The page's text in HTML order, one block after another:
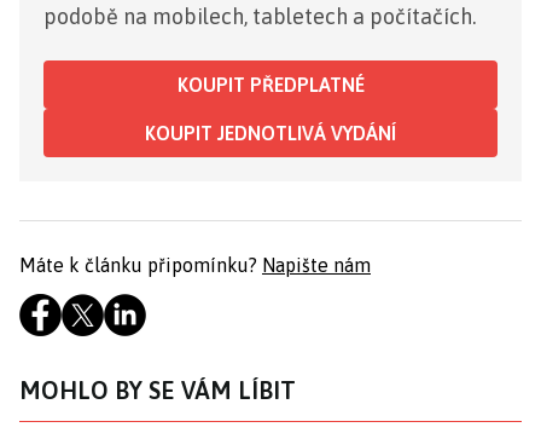
podobě na mobilech, tabletech a počítačích.
KOUPIT PŘEDPLATNÉ
KOUPIT JEDNOTLIVÁ VYDÁNÍ
Máte k článku připomínku? Napište nám
MOHLO BY SE VÁM LÍBIT